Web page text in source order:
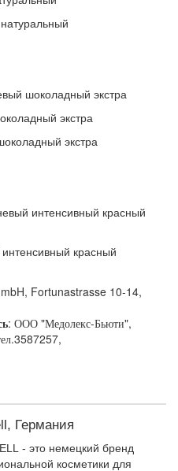
шоколадный экстра
экстра
экстра
интенсивный красный
красный
Fortunastrasse 10-14,
: ООО "Медолекс-Бьюти",
Германия
- это немецкий бренд
косметики для